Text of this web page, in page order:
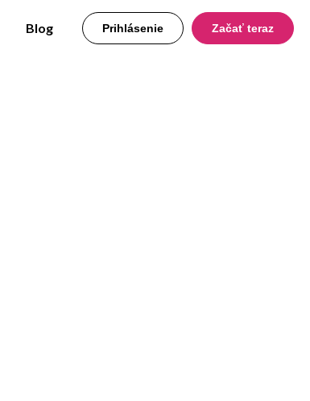
Blog Prihlásenie Začať teraz